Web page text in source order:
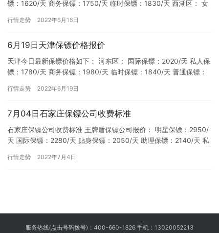
镖：1620/天 商务保镖：1750/天 临时保镖：1830/天 西湖区： 女
行情走势 2022年6月16日
6月19日天津保镖价格报价
天津今日最新保镖价格如下： 河东区： 国际保镖：2020/天 私人保
镖：1780/天 商务保镖：1980/天 临时保镖：1840/天 普通保镖：
行情走势 2022年6月19日
7月04日石家庄保镖公司收费标准
石家庄保镖公司收费标准 王牌盾保镖公司报价： 明星保镖：2950/
天 国际保镖：2280/天 贴身保镖：2050/天 助理保镖：2140/天 私
行情走势 2022年7月4日
服务热线(点击号码拨号)： 400-660-1826 手机： 13020052213